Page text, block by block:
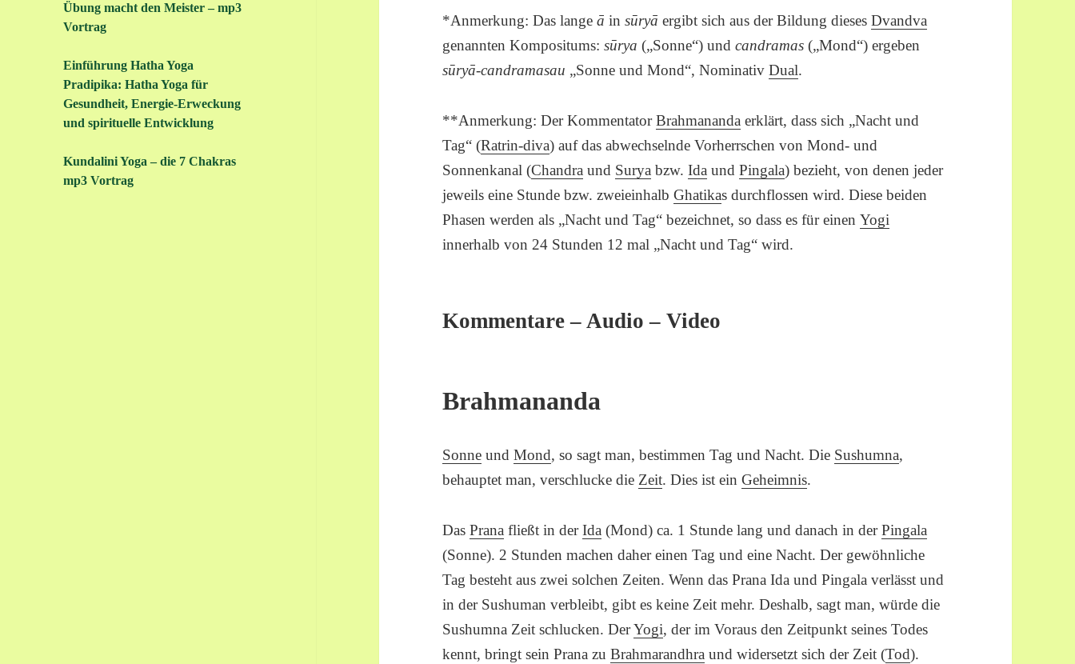
Übung macht den Meister – mp3
Vortrag
Einführung Hatha Yoga
Pradipika: Hatha Yoga für
Gesundheit, Energie-Erweckung
und spirituelle Entwicklung
Kundalini Yoga – die 7 Chakras
mp3 Vortrag
*Anmerkung: Das langeā insūryā ergibt sich aus der Bildung diesesDvandva
genannten Kompositums:sūrya („Sonne“) undcandramas („Mond“) ergeben
sūryā-candramasau „Sonne und Mond“, NominativDual.
**Anmerkung: Der KommentatorBrahmananda erklärt, dass sich „Nacht und
Tag“ (Ratrin-diva) auf das abwechselnde Vorherrschen von Mond- und
Sonnenkanal (Chandra und Surya bzw.Ida undPingala) bezieht, von denen jeder
jeweils eine Stunde bzw. zweieinhalbGhatikas durchflossen wird. Diese beiden
Phasen werden als „Nacht und Tag“ bezeichnet, so dass es für einenYogi
innerhalb von 24 Stunden 12 mal „Nacht und Tag“ wird.
Kommentare – Audio – Video
Brahmananda
Sonne undMond, so sagt man, bestimmen Tag und Nacht. Die Sushumna,
behauptet man, verschlucke die Zeit. Dies ist einGeheimnis.
DasPrana fließt in derIda (Mond) ca. 1 Stunde lang und danach in derPingala
(Sonne). 2 Stunden machen daher einen Tag und eine Nacht. Der gewöhnliche
Tag besteht aus zwei solchen Zeiten. Wenn das Prana Ida und Pingala verlässt und
in der Sushuman verbleibt, gibt es keine Zeit mehr. Deshalb, sagt man, würde die
Sushumna Zeit schlucken. DerYogi, der im Voraus den Zeitpunkt seines Todes
kennt, bringt sein Prana zuBrahmarandhra und widersetzt sich der Zeit (Tod).